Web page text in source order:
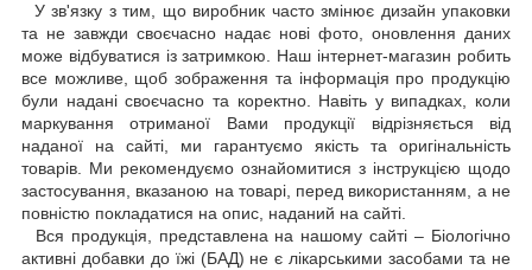
У зв'язку з тим, що виробник часто змінює дизайн упаковки
та не завжди своєчасно надає нові фото, оновлення даних
може відбуватися із затримкою. Наш інтернет-магазин робить
все можливе, щоб зображення та інформація про продукцію
були надані своєчасно та коректно. Навіть у випадках, коли
маркування отриманої Вами продукції відрізняється від
наданої на сайті, ми гарантуємо якість та оригінальність
товарів. Ми рекомендуємо ознайомитися з інструкцією щодо
застосування, вказаною на товарі, перед використанням, а не
повністю покладатися на опис, наданий на сайті.
Вся продукція, представлена на нашому сайті – Біологічно
активні добавки до їжі (БАД) не є лікарськими засобами та не